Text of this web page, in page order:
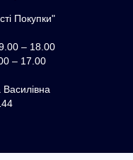
Покупки"
– 18.00
– 17.00